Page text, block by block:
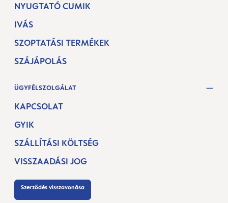
NYUGTATÓ CUMIK
IVÁS
SZOPTATÁSI TERMÉKEK
SZÁJÁPOLÁS
ÜGYFÉLSZOLGÁLAT
KAPCSOLAT
GYIK
SZÁLLÍTÁSI KÖLTSÉG
VISSZAADÁSI JOG
Szerződés visszavonása